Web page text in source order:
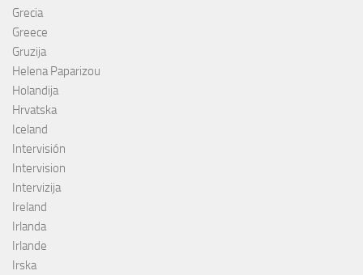
Grecia
Greece
Gruzija
Helena Paparizou
Holandija
Hrvatska
Iceland
Intervisión
Intervision
Intervizija
Ireland
Irlanda
Irlande
Irska